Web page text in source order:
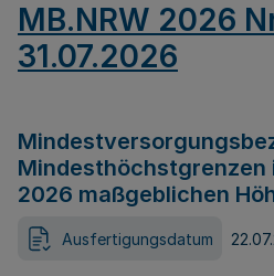
MB.NRW 2026
31.07.2026
Mindesthöchstgrenzen
2026 maßgeblichen
Ausfertigungsdatum